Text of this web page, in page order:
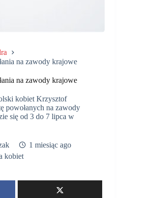
na zawody krajowe
na zawody krajowe
kobiet Krzysztof
powołanych na zawody
się od 3 do 7 lipca w
1 miesiąc ago
kobiet